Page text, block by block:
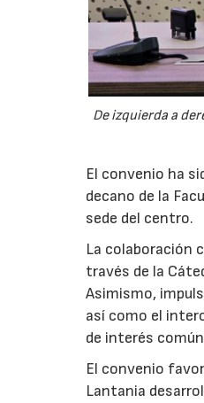
De izquierda a
El convenio ha
decano de la
sede del centro.
La colaboración
través de la
Asimismo,
así como el
de interés
El convenio
Lantania